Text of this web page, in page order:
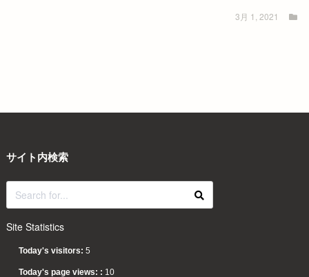
ポケモンのマツバの絵に萌えたのでマツバに投票しま
3月 1, 2021
サイト内検索
Site Statistics
Today's visitors: 5
Today's page views: : 10